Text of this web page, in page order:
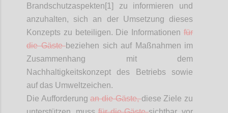
Brandschutzaspekten[1] zu informieren und
anzuhalten, sich an der Umsetzung dieses
Konzepts zu beteiligen. Die Informationen für
die Gästebeziehen sich auf Maßnahmen im
Zusammenhang mit dem
Nachhaltigkeitskonzept des Betriebs sowie
auf das Umweltzeichen.
Die Aufforderungan die Gäste,diese Ziele zu